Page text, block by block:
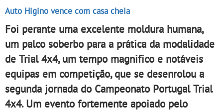
Auto Higino vence com casa cheia
Foi perante uma excelente moldura humana,
um palco soberbo para a prática da modalidade
de Trial 4x4, um tempo magnifico e notáveis
equipas em competição, que se desenrolou a
segunda jornada do Campeonato Portugal Trial
4x4. Um evento fortemente apoiado pelo